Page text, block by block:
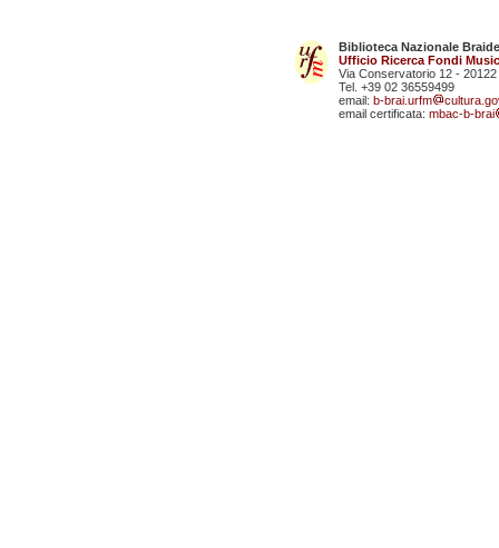
Biblioteca Nazionale
Ufficio Ricerca Fondi
Via Conservatorio 12 - 20122
Tel. +39 02 36559499
email: b-brai.urfm
email certificata: mbac-b-brai